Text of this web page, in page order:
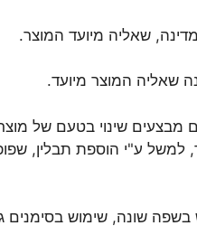
שאליה מיועד המוצר.
שאליה המוצר מיועד.
מבצעים שינוי בטעם של
למשל ע"י הוספת תבלין,
בשפה שונה, שימוש בסימנים